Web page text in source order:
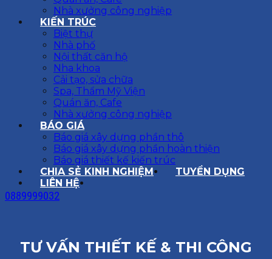
Nhà xưởng công nghiệp
KIẾN TRÚC
Biệt thự
Nhà phố
Nội thất căn hộ
Nha khoa
Cải tạo, sửa chữa
Spa, Thẩm Mỹ Viện
Quán ăn, Cafe
Nhà xưởng công nghiệp
BÁO GIÁ
Báo giá xây dựng phần thô
Báo giá xây dựng phần hoàn thiện
Báo giá thiết kế kiến trúc
CHIA SẺ KINH NGHIỆM
TUYỂN DỤNG
LIÊN HỆ
0889999032
TƯ VẤN THIẾT KẾ & THI CÔNG